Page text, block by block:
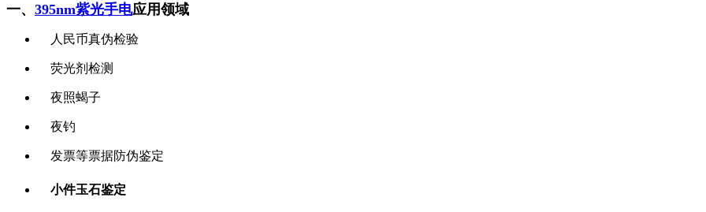
一、 395nm紫光手电应用领域
人民币真伪检验
荧光剂检测
夜照蝎子
夜钓
发票等票据防伪鉴定
小件玉石鉴定